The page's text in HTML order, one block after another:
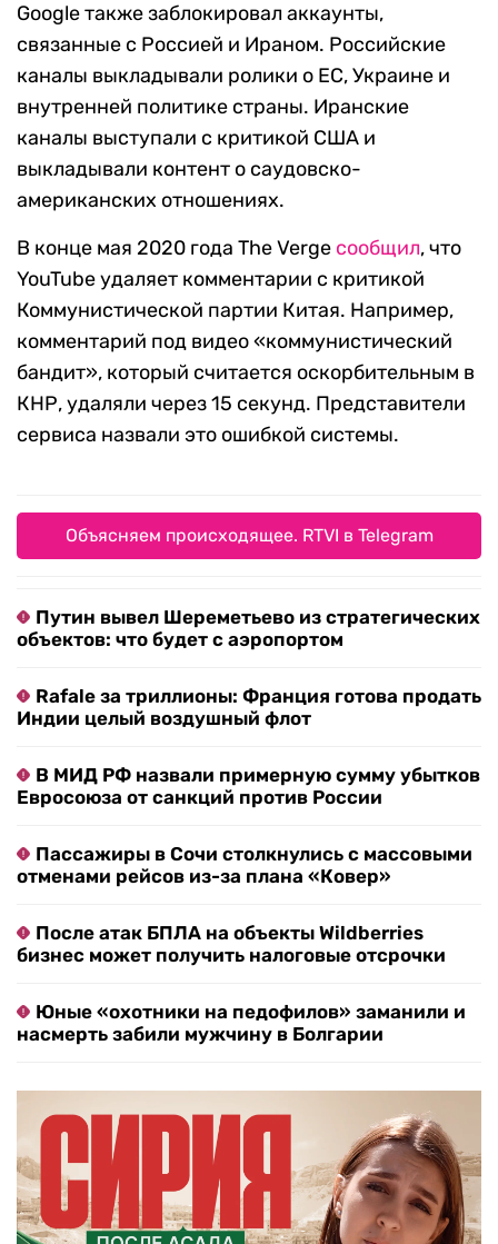
Google также заблокировал аккаунты,
связанные с Россией и Ираном. Российские
каналы выкладывали ролики о ЕС, Украине и
внутренней политике страны. Иранские
каналы выступали с критикой США и
выкладывали контент о саудовско-
американских отношениях.
В конце мая 2020 года The Verge сообщил, что
YouTube удаляет комментарии с критикой
Коммунистической партии Китая. Например,
комментарий под видео «коммунистический
бандит», который считается оскорбительным в
КНР, удаляли через 15 секунд. Представители
сервиса назвали это ошибкой системы.
Объясняем происходящее. RTVI в Telegram
Путин вывел Шереметьево из стратегических
объектов: что будет с аэропортом
Rafale за триллионы: Франция готова продать
Индии целый воздушный флот
В МИД РФ назвали примерную сумму убытков
Евросоюза от санкций против России
Пассажиры в Сочи столкнулись с массовыми
отменами рейсов из-за плана «Ковер»
После атак БПЛА на объекты Wildberries
бизнес может получить налоговые отсрочки
Юные «охотники на педофилов» заманили и
насмерть забили мужчину в Болгарии